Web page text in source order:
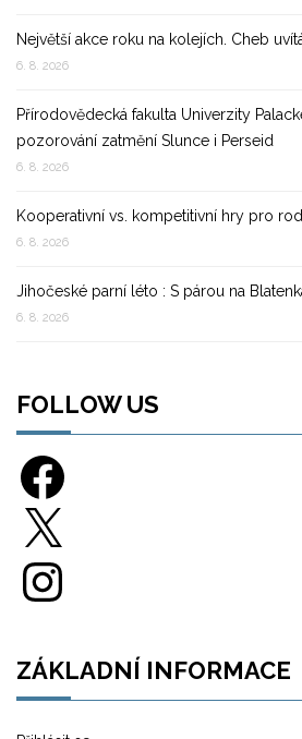
Největší akce roku na kolejích. Cheb
6. 8. 2026
Přírodovědecká fakulta Univerzity
pozorování zatmění Slunce i Perseid
6. 8. 2026
Kooperativní vs. kompetitivní hry pro
6. 8. 2026
Jihočeské parní léto : S párou na
6. 8. 2026
FOLLOW US
Facebook
Instagram
ZÁKLADNÍ INFORMACE